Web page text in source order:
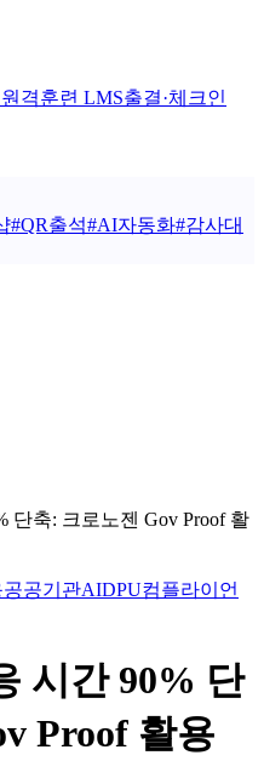
원격훈련 LMS출결·체크인
#QR출석#AI자동화#감사대
단축: 크로노젠 Gov Proof 활
공공기관AIDPU컴플라이언
시간 90% 단
Proof 활용